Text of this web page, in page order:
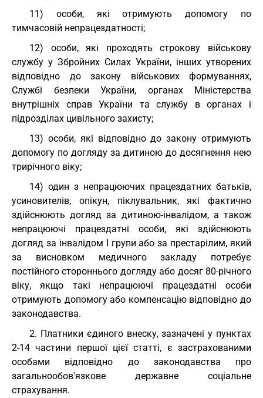
11) особи, які отримують допомогу по
тимчасовій непрацездатності;
12) особи, які проходять строкову військову
службу у Збройних Силах України, інших утворених
відповідно до закону військових формуваннях,
Службі безпеки України, органах Міністерства
внутрішніх справ України та службу в органах і
підрозділах цивільного захисту;
13) особи, які відповідно до закону отримують
допомогу по догляду за дитиною до досягнення нею
трирічного віку;
14) один з непрацюючих працездатних батьків,
усиновителів, опікун, піклувальник, які фактично
здійснюють догляд за дитиною-інвалідом, а також
непрацюючі працездатні особи, які здійснюють
догляд за інвалідом І групи або за престарілим, який
за висновком медичного закладу потребує
постійного стороннього догляду або досяг 80-річного
віку, якщо такі непрацюючі працездатні особи
отримують допомогу або компенсацію відповідно до
законодавства.
2. Платники єдиного внеску, зазначені у пунктах
2-14 частини першої цієї статті, є застрахованими
особами відповідно до законодавства про
загальнообов'язкове державне соціальне
страхування.